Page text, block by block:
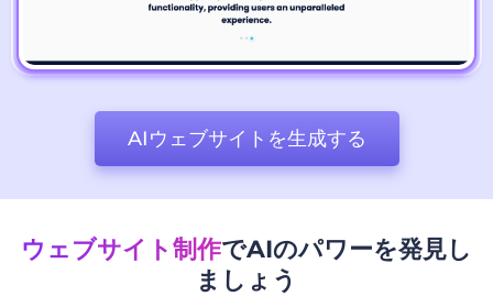
AIウェブサイトを生成する
ウェブサイト制作でAIのパワーを発見し
ましょう